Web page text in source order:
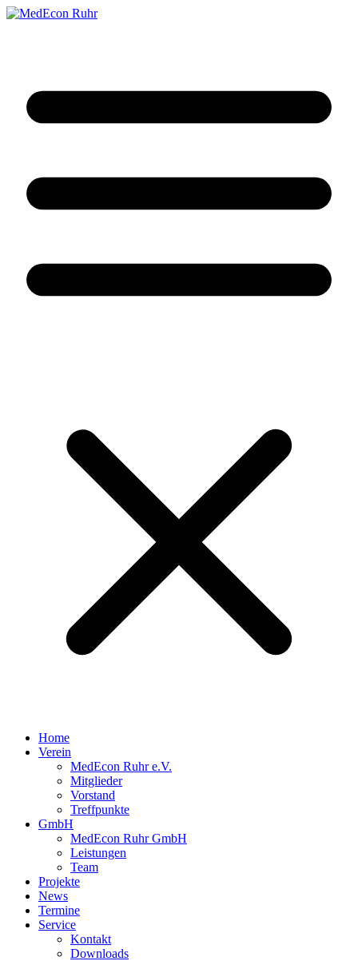
Home
Verein
MedEcon Ruhr e.V.
Mitglieder
Vorstand
Treffpunkte
GmbH
MedEcon Ruhr GmbH
Leistungen
Team
Projekte
News
Termine
Service
Kontakt
Downloads